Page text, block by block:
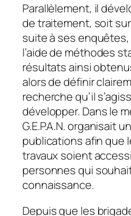
Parallèlement, il
de traitement, soit
suite à ses
l’aide de méthodes
résultats ainsi
alors de définir
recherche qu’il
développer. Dans le
G.E.P.A.N. organisait
publications afin que
travaux soient
personnes qui
connaissance.
Depuis que les